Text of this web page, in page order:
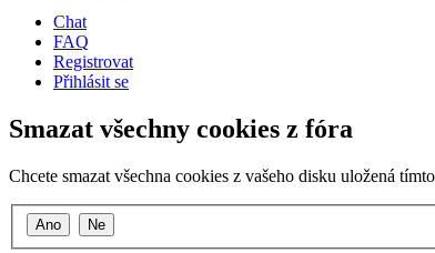
Chat
FAQ
Registrovat
Přihlásit se
Smazat všechny cookies z fóra
Chcete smazat všechna cookies z vašeho disku uložená